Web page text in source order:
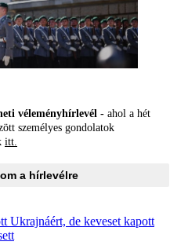
véleményhírlevél - ahol a hét
személyes gondolatok
itt.
a hírlevélre
Ukrajnáért, de keveset kapott